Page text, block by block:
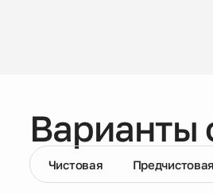
Варианты
Чистовая Предчистовая